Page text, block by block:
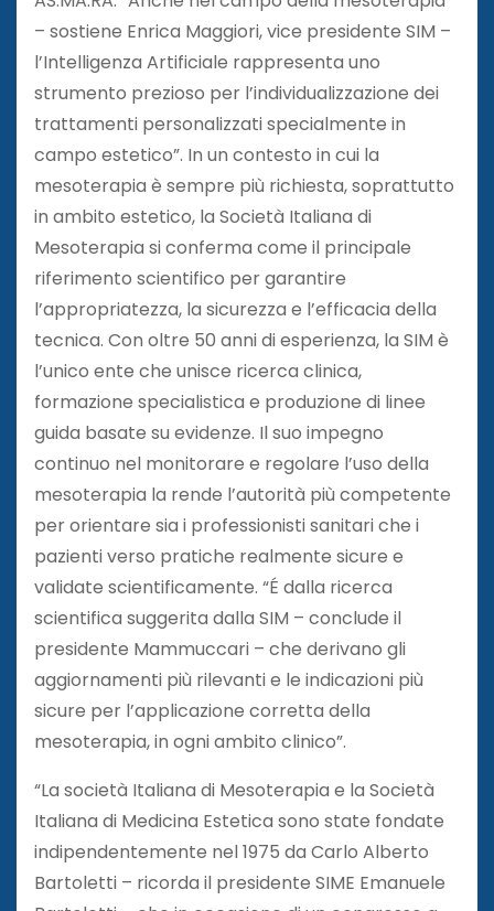
– sostiene Enrica Maggiori, vice presidente SIM –
l’Intelligenza Artificiale rappresenta uno
strumento prezioso per l’individualizzazione dei
trattamenti personalizzati specialmente in
campo estetico”. In un contesto in cui la
mesoterapia è sempre più richiesta, soprattutto
in ambito estetico, la Società Italiana di
Mesoterapia si conferma come il principale
riferimento scientifico per garantire
l’appropriatezza, la sicurezza e l’efficacia della
tecnica. Con oltre 50 anni di esperienza, la SIM è
l’unico ente che unisce ricerca clinica,
formazione specialistica e produzione di linee
guida basate su evidenze. Il suo impegno
continuo nel monitorare e regolare l’uso della
mesoterapia la rende l’autorità più competente
per orientare sia i professionisti sanitari che i
pazienti verso pratiche realmente sicure e
validate scientificamente. “É dalla ricerca
scientifica suggerita dalla SIM – conclude il
presidente Mammuccari – che derivano gli
aggiornamenti più rilevanti e le indicazioni più
sicure per l’applicazione corretta della
mesoterapia, in ogni ambito clinico”.
“La società Italiana di Mesoterapia e la Società
Italiana di Medicina Estetica sono state fondate
indipendentemente nel 1975 da Carlo Alberto
Bartoletti – ricorda il presidente SIME Emanuele